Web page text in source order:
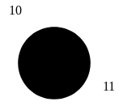
10
11